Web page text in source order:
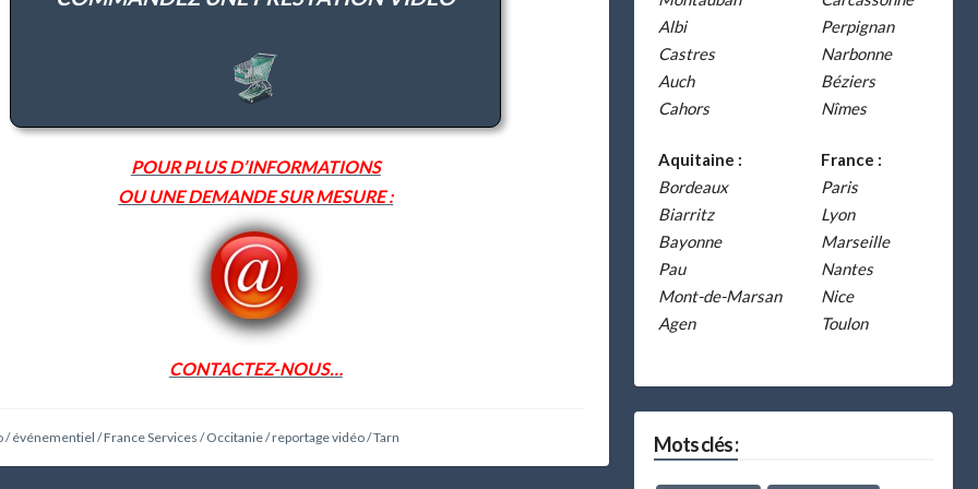
POUR PLUS D’INFORMATIONS
OU UNE DEMANDE SUR MESURE :
CONTACTEZ-NOUS…
/événementiel /France Services /Occitanie/reportage vidéo/Tarn
Albi
Castres
Auch
Cahors
Perpignan
Narbonne
Béziers
Nîmes
Aquitaine :
Bordeaux
Biarritz
Bayonne
Pau
Mont-de-Marsan
Agen
France :
Paris
Lyon
Marseille
Nantes
Nice
Toulon
Mots clés :